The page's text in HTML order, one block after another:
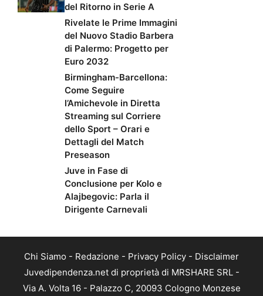
del Ritorno in Serie A
Rivelate le Prime Immagini
del Nuovo Stadio Barbera
di Palermo: Progetto per
Euro 2032
Birmingham-Barcellona:
Come Seguire
l’Amichevole in Diretta
Streaming sul Corriere
dello Sport – Orari e
Dettagli del Match
Preseason
Juve in Fase di
Conclusione per Kolo e
Alajbegovic: Parla il
Dirigente Carnevali
Chi Siamo - Redazione - Privacy Policy - Disclaimer
Juvedipendenza.net di proprietà di MRSHARE SRL -
Via A. Volta 16 - Palazzo C, 20093 Cologno Monzese